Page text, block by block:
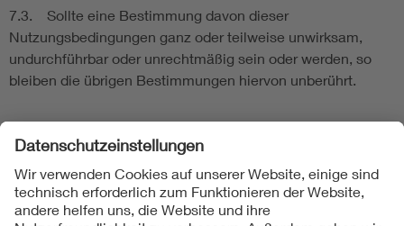
7.3. Sollte eine Bestimmung davon dieser
Nutzungsbedingungen ganz oder teilweise unwirksam,
undurchführbar oder unrechtmäßig sein oder werden, so
bleiben die übrigen Bestimmungen hiervon unberührt.
Folgen Sie uns